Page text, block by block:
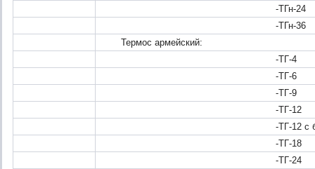
-ТГн-24
-ТГн-36
Термос армейский:
-ТГ-4
-ТГ-6
-ТГ-9
-ТГ-12
-ТГ-12 с боковыми
-ТГ-18
-ТГ-24